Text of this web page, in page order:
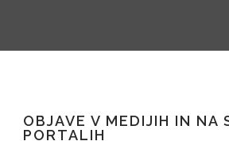
OBJAVE V MEDIJIH IN NA
PORTALIH